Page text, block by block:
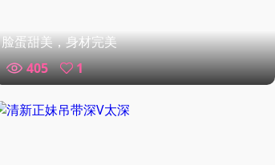
脸蛋甜美，身材完美
405
1